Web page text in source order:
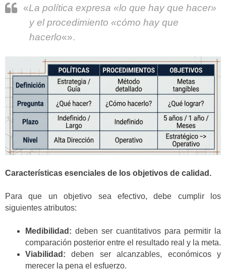
«La política expresa «lo que hay que hacer»
y el procedimiento «cómo hay que
hacerlo«».
Características esenciales de los objetivos de calidad.
Para que un objetivo sea efectivo, debe cumplir los
siguientes atributos:
Medibilidad: deben ser cuantitativos para permitir la
comparación posterior entre el resultado real y la meta.
Viabilidad: deben ser alcanzables, económicos y
merecer la pena el esfuerzo.